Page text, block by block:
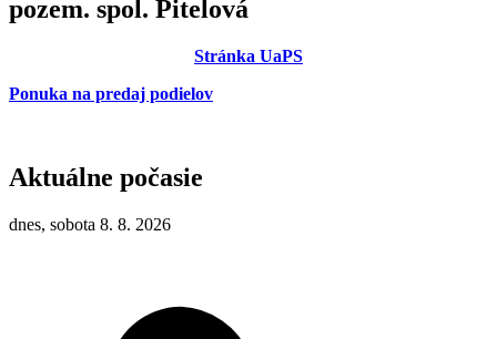
pozem. spol. Pitelová
Stránka UaPS
Ponuka na predaj podielov
Aktuálne počasie
dnes, sobota 8. 8. 2026